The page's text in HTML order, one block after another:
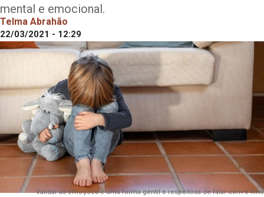
mental e emocional.
Telma Abrahão
22/03/2021 - 12:29
Validar as emoções é uma forma gentil e respeitosa de falar com o filho